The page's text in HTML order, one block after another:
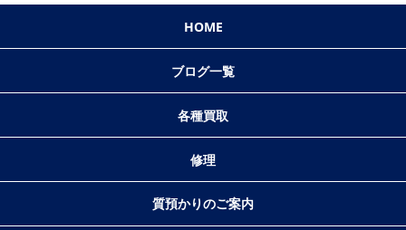
HOME
ブログ一覧
各種買取
修理
質預かりのご案内